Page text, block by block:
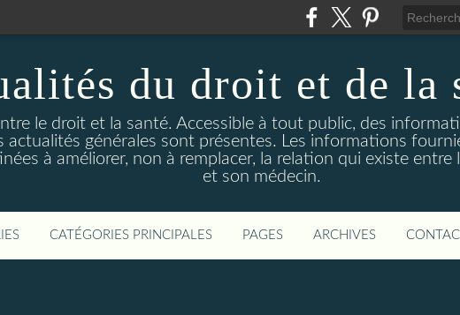
du droit et de la
le droit et la santé. Accessible à tout public, des
actualités générales sont présentes. Les informations
à améliorer, non à remplacer, la relation qui existe
et son médecin.
CATÉGORIES PRINCIPALES PAGES ARCHIVES